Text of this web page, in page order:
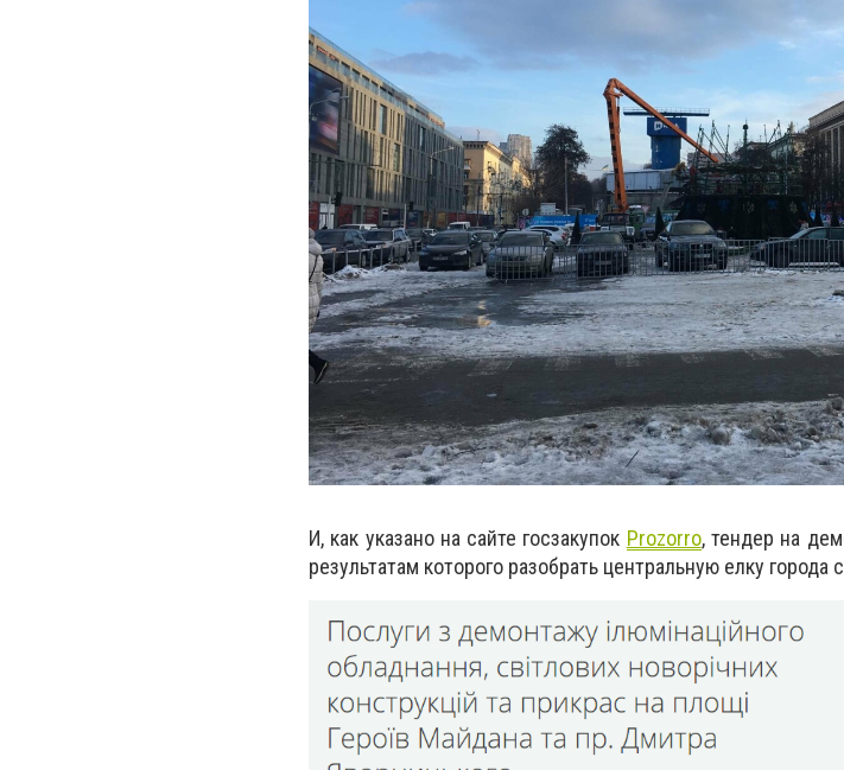
И, как указано на сайте госзакупок Рrozorro, тендер на
результатам которого разобрать центральную елку города